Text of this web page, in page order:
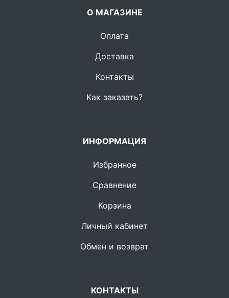
О МАГАЗИНЕ
Оплата
Доставка
Контакты
Как заказать?
ИНФОРМАЦИЯ
Избранное
Сравнение
Корзина
Личный кабинет
Обмен и возврат
КОНТАКТЫ